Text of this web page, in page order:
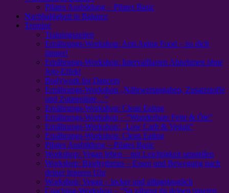
Pilates Ausbildung – Pilates Basic
Nachhaltigkeit in Balance
Termine
Trainingszeiten
Ernährungs-Workshop: Anti Aging Food – iss dich
jünger!
Ernährungs-Workshop: Intervallfasten Abnehmen ohne
Jojo-Effekt
Bodywork for Dancers
Ernährungs-Workshop „Nährwertangaben, Zusatzstoffe
und Zutatenliste…“
Ernährungs-Workshop: Clean Eating
Ernährungs-Workshop – “Wunderbare Fette & Öle”
Ernährungs-Workshop: „Low Carb & Vegan“
Ernährungs-Workshop: Clean Eating
Pilates Ausbildung – Pilates Basic
Workshop: Vegan leben – mit Leichtigkeit umstellen
Workshop: Biorhythmus – Essen und Bewegung nach
deiner inneren Uhr
Workshop: Vegan – lecker und alltagstauglich
Coaching-Workshop – “So zähmst du deinen inneren